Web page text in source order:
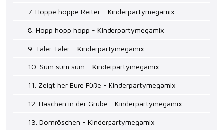
7. Hoppe hoppe Reiter - Kinderpartymegamix
8. Hopp hopp hopp - Kinderpartymegamix
9. Taler Taler - Kinderpartymegamix
10. Sum sum sum - Kinderpartymegamix
11. Zeigt her Eure Füße - Kinderpartymegamix
12. Häschen in der Grube - Kinderpartymegamix
13. Dornröschen - Kinderpartymegamix